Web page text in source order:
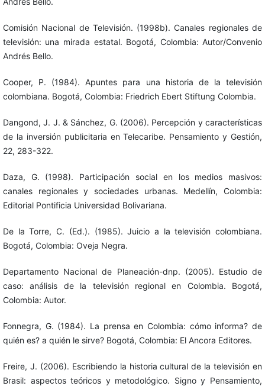
Comisión Nacional de Televisión. (1998b). Canales regionales de
televisión: una mirada estatal. Bogotá, Colombia: Autor/Convenio
Andrés Bello.
Cooper, P. (1984). Apuntes para una historia de la televisión
colombiana. Bogotá, Colombia: Friedrich Ebert Stiftung Colombia.
Dangond, J. J. & Sánchez, G. (2006). Percepción y características
de la inversión publicitaria en Telecaribe. Pensamiento y Gestión,
22, 283-322.
Daza, G. (1998). Participación social en los medios masivos:
canales regionales y sociedades urbanas. Medellín, Colombia:
Editorial Pontificia Universidad Bolivariana.
De la Torre, C. (Ed.). (1985). Juicio a la televisión colombiana.
Bogotá, Colombia: Oveja Negra.
Departamento Nacional de Planeación-dnp. (2005). Estudio de
caso: análisis de la televisión regional en Colombia. Bogotá,
Colombia: Autor.
Fonnegra, G. (1984). La prensa en Colombia: cómo informa? de
quién es? a quién le sirve? Bogotá, Colombia: El Ancora Editores.
Freire, J. (2006). Escribiendo la historia cultural de la televisión en
Brasil: aspectos teóricos y metodológico. Signo y Pensamiento,